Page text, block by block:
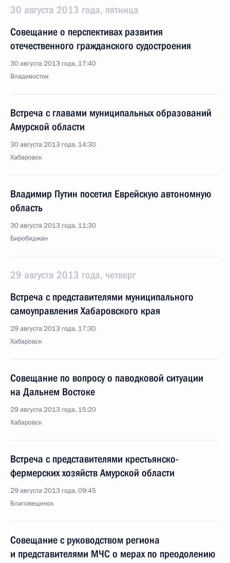
30 августа 2013 года, пятница
Совещание о перспективах развития
отечественного гражданского судостроения
30 августа 2013 года, 17:40
Владивосток
Встреча с главами муниципальных образований
Амурской области
30 августа 2013 года, 14:30
Хабаровск
Владимир Путин посетил Еврейскую автономную
область
30 августа 2013 года, 11:30
Биробиджан
29 августа 2013 года, четверг
Встреча с представителями муниципального
самоуправления Хабаровского края
29 августа 2013 года, 17:30
Хабаровск
Совещание по вопросу о паводковой ситуации
на Дальнем Востоке
29 августа 2013 года, 15:20
Хабаровск
Встреча с представителями крестьянско-
фермерских хозяйств Амурской области
29 августа 2013 года, 09:45
Благовещенск
Совещание с руководством региона
и представителями МЧС о мерах по преодолению